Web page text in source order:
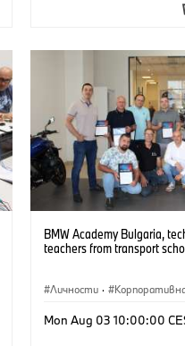
BMW Academy Bulgaria,
teachers from transport
Личности ·
Mon Aug 03 10:00:00